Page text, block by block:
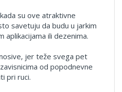
su ove atraktivne
savetuju da budu u jarkim
aplikacijama ili dezenima.
jer teže svega pet
od popodnevne
pri ruci.